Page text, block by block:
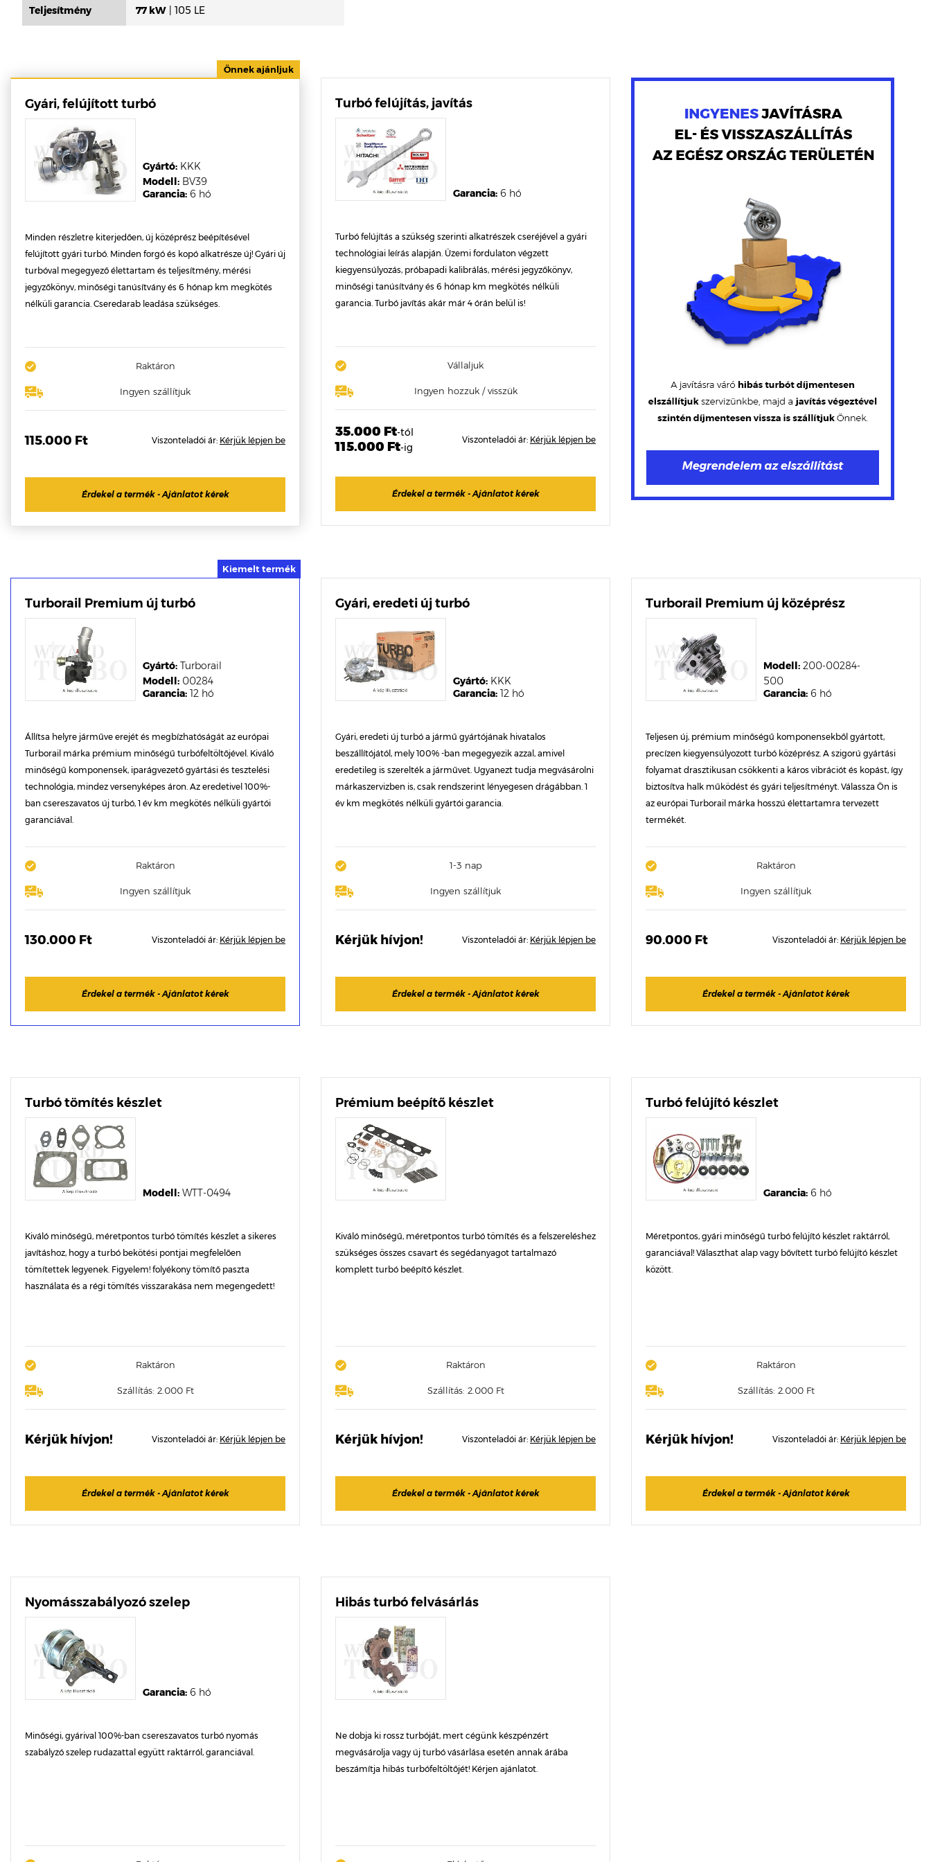
Teljesítmény 77 kW | 105 LE
Gyári, felújított turbó
Garancia: 6 hó
Modell: BV39
Gyártó: KKK
Minden részletre kiterjedően, új középrész beépítésével
felújított gyári turbó. Minden forgó és kopó alkatrésze új! Gyári új
turbóval megegyező élettartam és teljesítmény, mérési
jegyzőkönyv, minőségi tanúsítvány és 6 hónap km megkötés
nélküli garancia. Cseredarab leadása szükséges.
Raktáron
Ingyen szállítjuk
115.000 Ft Viszonteladói ár: Kérjük lépjen be
Érdekel a termék - Ajánlatot kérek
Turbó felújítás, javítás
Garancia: 6 hó
Turbó felújítás a szükség szerinti alkatrészek cseréjével a gyári
technológiai leírás alapján. Üzemi fordulaton végzett
kiegyensúlyozás, próbapadi kalibrálás, mérési jegyzőkönyv,
minőségi tanúsítvány és 6 hónap km megkötés nélküli
garancia. Turbó javítás akár már 4 órán belül is!
Vállaljuk
Ingyen hozzuk / visszük
35.000 Ft-tól
115.000 Ft-ig
Viszonteladói ár: Kérjük lépjen be
Érdekel a termék - Ajánlatot kérek
Turborail Premium új turbó
Garancia: 12 hó
Modell: 00284
Gyártó: Turborail
Állítsa helyre járműve erejét és megbízhatóságát az európai
Turborail márka prémium minőségű turbófeltöltőjével. Kiváló
minőségű komponensek, iparágvezető gyártási és tesztelési
technológia, mindez versenyképes áron. Az eredetivel 100%-
ban csereszavatos új turbó, 1 év km megkötés nélküli gyártói
garanciával.
Raktáron
Ingyen szállítjuk
130.000 Ft Viszonteladói ár: Kérjük lépjen be
Érdekel a termék - Ajánlatot kérek
Gyári, eredeti új turbó
Garancia: 12 hó
Gyártó: KKK
Gyári, eredeti új turbó a jármű gyártójának hivatalos
beszállítójától, mely 100% -ban megegyezik azzal, amivel
eredetileg is szerelték a járművet. Ugyanezt tudja megvásárolni
márkaszervizben is, csak rendszerint lényegesen drágábban. 1
év km megkötés nélküli gyártói garancia.
1-3 nap
Ingyen szállítjuk
Kérjük hívjon! Viszonteladói ár: Kérjük lépjen be
Érdekel a termék - Ajánlatot kérek
Turborail Premium új középrész
Garancia: 6 hó
Modell: 200-00284-
500
Teljesen új, prémium minőségű komponensekből gyártott,
precízen kiegyensúlyozott turbó középrész. A szigorú gyártási
folyamat drasztikusan csökkenti a káros vibrációt és kopást, így
biztosítva halk működést és gyári teljesítményt. Válassza Ön is
az európai Turborail márka hosszú élettartamra tervezett
termékét.
Raktáron
Ingyen szállítjuk
90.000 Ft Viszonteladói ár: Kérjük lépjen be
Érdekel a termék - Ajánlatot kérek
Turbó tömítés készlet
Modell: WTT-0494
Kiváló minőségű, méretpontos turbó tömítés készlet a sikeres
javításhoz, hogy a turbó bekötési pontjai megfelelően
tömítettek legyenek. Figyelem! folyékony tömítő paszta
használata és a régi tömítés visszarakása nem megengedett!
Raktáron
Szállítás: 2.000 Ft
Kérjük hívjon! Viszonteladói ár: Kérjük lépjen be
Érdekel a termék - Ajánlatot kérek
Prémium beépítő készlet
Kiváló minőségű, méretpontos turbó tömítés és a felszereléshez
szükséges összes csavart és segédanyagot tartalmazó
komplett turbó beépítő készlet.
Raktáron
Szállítás: 2.000 Ft
Kérjük hívjon! Viszonteladói ár: Kérjük lépjen be
Érdekel a termék - Ajánlatot kérek
Turbó felújító készlet
Garancia: 6 hó
Méretpontos, gyári minőségű turbó felújító készlet raktárról,
garanciával! Választhat alap vagy bővített turbó felújító készlet
között.
Raktáron
Szállítás: 2.000 Ft
Kérjük hívjon! Viszonteladói ár: Kérjük lépjen be
Érdekel a termék - Ajánlatot kérek
Nyomásszabályozó szelep
Garancia: 6 hó
Minőségi, gyárival 100%-ban csereszavatos turbó nyomás
szabályzó szelep rudazattal együtt raktárról, garanciával.
Hibás turbó felvásárlás
Ne dobja ki rossz turbóját, mert cégünk készpénzért
megvásárolja vagy új turbó vásárlása esetén annak árába
beszámítja hibás turbófeltöltőjét! Kérjen ajánlatot.